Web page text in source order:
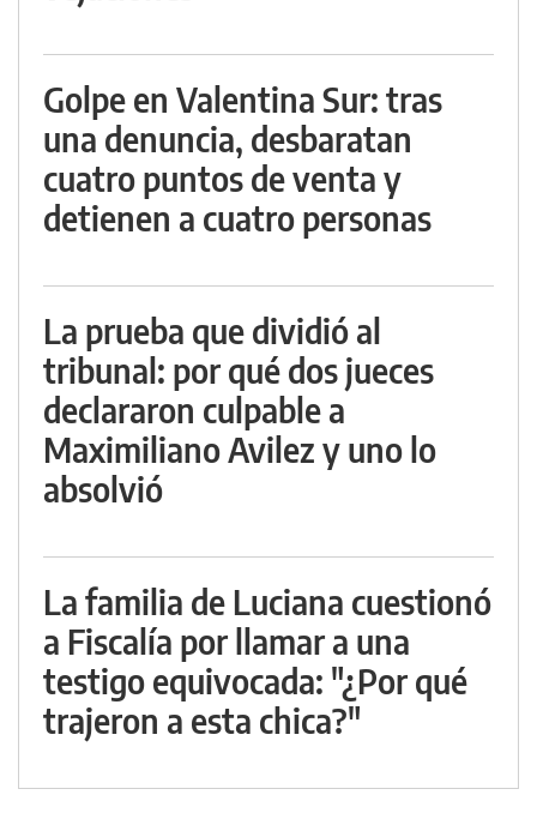
Golpe en Valentina Sur: tras
una denuncia, desbaratan
cuatro puntos de venta y
detienen a cuatro personas
La prueba que dividió al
tribunal: por qué dos jueces
declararon culpable a
Maximiliano Avilez y uno lo
absolvió
La familia de Luciana cuestionó
a Fiscalía por llamar a una
testigo equivocada: "¿Por qué
trajeron a esta chica?"